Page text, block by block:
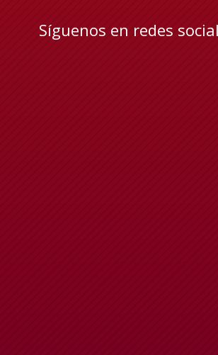
Síguenos en redes